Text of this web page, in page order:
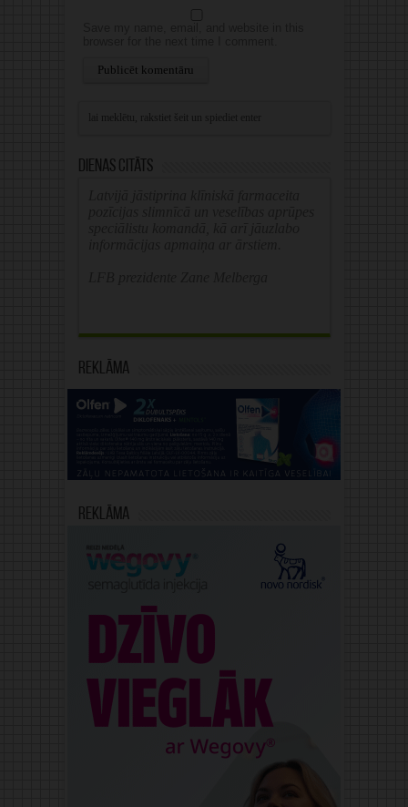
Dienas citāts
Reklāma
Reklāma